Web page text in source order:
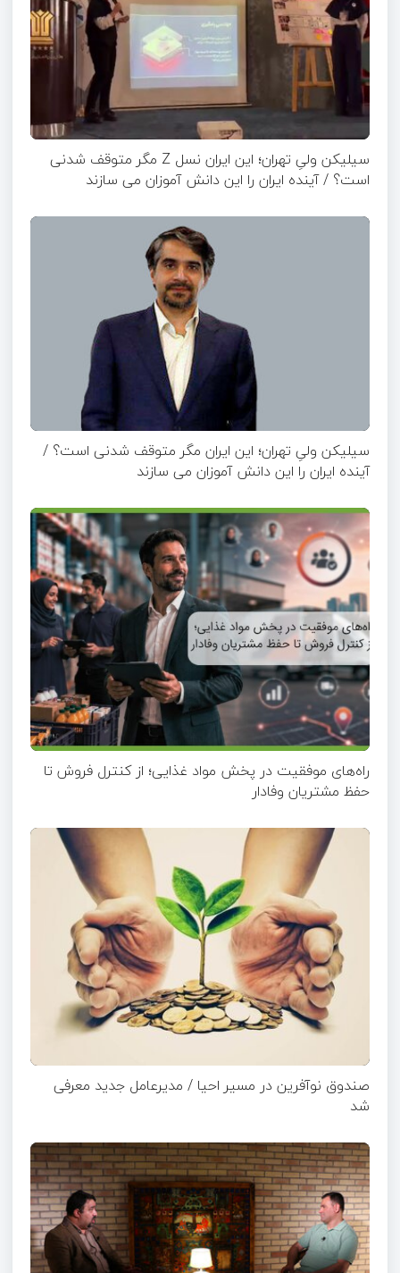
سیلیکن ولیِ تهران؛ این ایران نسل Z مگر متوقف شدنی
است؟ / آینده ایران را این دانش آموزان می سازند
سیلیکن ولیِ تهران؛ این ایران مگر متوقف شدنی است؟ /
آینده ایران را این دانش آموزان می سازند
راه‌های موفقیت در پخش مواد غذایی؛ از کنترل فروش تا
حفظ مشتریان وفادار
صندوق نوآفرین در مسیر احیا / مدیرعامل جدید معرفی
شد